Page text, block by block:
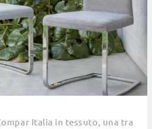
Italia in tessuto, una tra